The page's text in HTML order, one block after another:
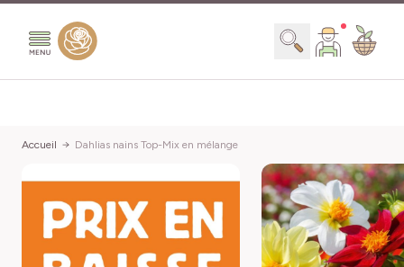
Chercher
Accueil Dahlias nains Top-Mix en mélange